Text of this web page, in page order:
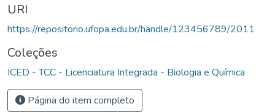
URI
https://repositorio.ufopa.edu.br/handle/123456789/2011
Coleções
ICED - TCC - Licenciatura Integrada - Biologia e Química
Página do item completo